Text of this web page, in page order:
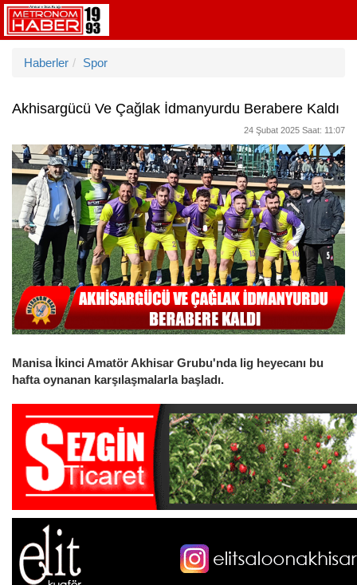
Haberler Spor
Akhisargücü Ve Çağlak İdmanyurdu Berabere Kaldı
24 Şubat 2025 Saat: 11:07
Manisa İkinci Amatör Akhisar Grubu'nda lig heyecanı bu
hafta oynanan karşılaşmalarla başladı.